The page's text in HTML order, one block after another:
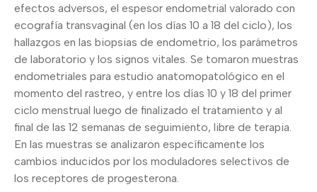
efectos adversos, el espesor endometrial valorado con
ecografía transvaginal (en los días 10 a 18 del ciclo), los
hallazgos en las biopsias de endometrio, los parámetros
de laboratorio y los signos vitales. Se tomaron muestras
endometriales para estudio anatomopatológico en el
momento del rastreo, y entre los días 10 y 18 del primer
ciclo menstrual luego de finalizado el tratamiento y al
final de las 12 semanas de seguimiento, libre de terapia.
En las muestras se analizaron específicamente los
cambios inducidos por los moduladores selectivos de
los receptores de progesterona.